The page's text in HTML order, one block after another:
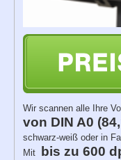
Wir scannen alle Ihre
von DIN A0
schwarz-weiß oder in
Mit
bis zu 600